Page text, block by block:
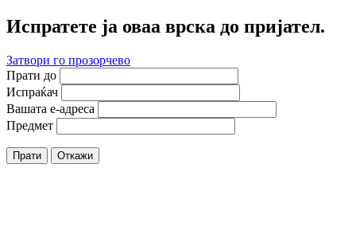
Испратете ја оваа врска до пријател.
Затвори го прозорчево
Прати до
Испраќач
Вашата е-адреса
Предмет
Прати Откажи